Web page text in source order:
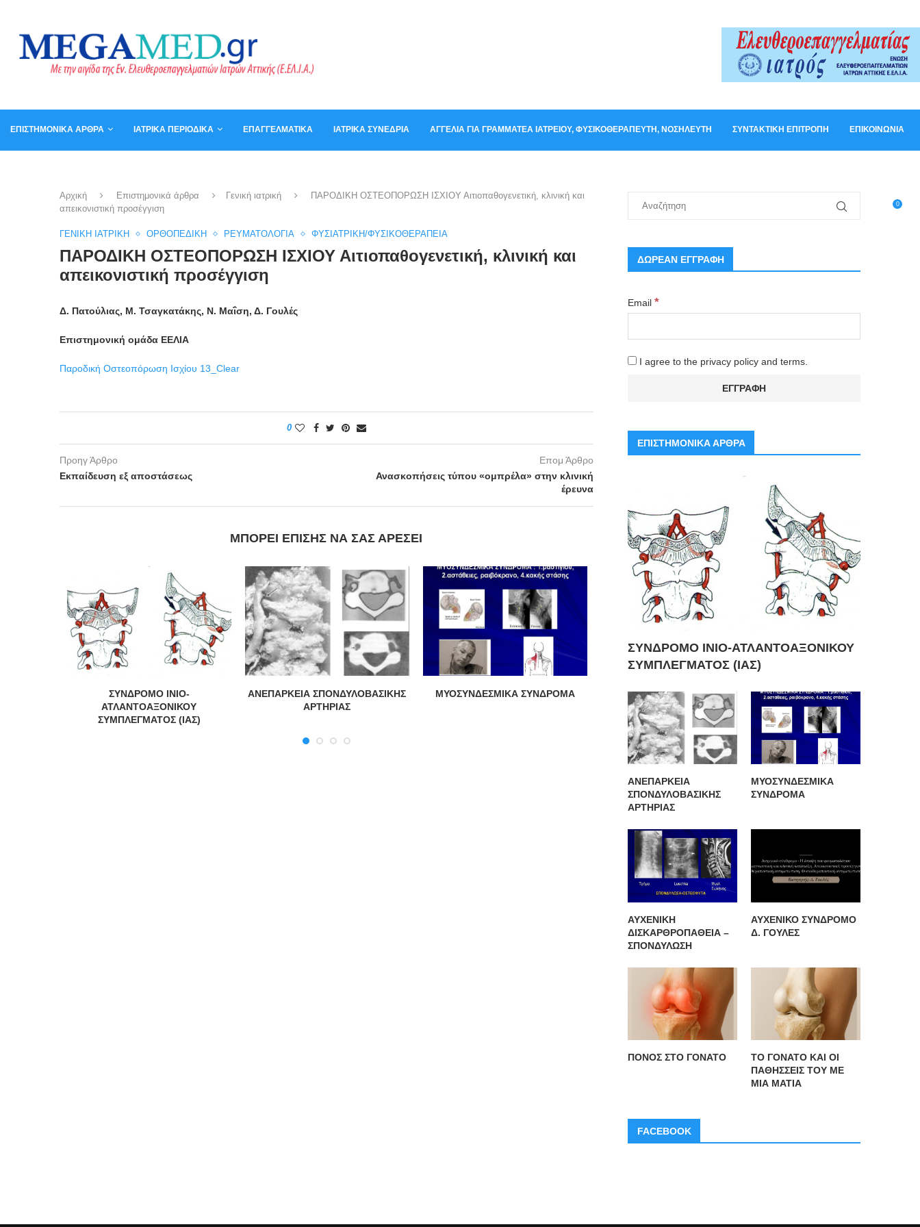
ΕΠΙΣΤΗΜΟΝΙΚΆ ΆΡΘΡΑ ΙΑΤΡΙΚΆ ΠΕΡΙΟΔΙΚΆ ΕΠΑΓΓΕΛΜΑΤΙΚΆ ΙΑΤΡΙΚΆ ΣΥΝΈΔΡΙΑ ΑΓΓΕΛΊΑ ΓΙΑ ΓΡΑΜΜΑΤΈΑ ΙΑΤΡΕΊΟΥ, ΦΥΣΙΚΟΘΕΡΑΠΕΥΤΉ, ΝΟΣΗΛΕΥΤΉ ΣΥΝΤΑΚΤΙΚΉ ΕΠΙΤΡΟΠΉ ΕΠΙΚΟΙΝΩΝΊΑ
0
Αρχική Επιστημονικά άρθρα Γενική ιατρική
ΠΑΡΟΔΙΚΗ ΟΣΤΕΟΠΟΡΩΣΗ ΙΣΧΙΟΥ Αιτιοπαθογενετική, κλινική και
απεικονιστική προσέγγιση
ΓΕΝΙΚΉ ΙΑΤΡΙΚΉ ΟΡΘΟΠΕΔΙΚΉ ΡΕΥΜΑΤΟΛΟΓΊΑ ΦΥΣΙΑΤΡΙΚΉ/ΦΥΣΙΚΟΘΕΡΑΠΕΊΑ
ΠΑΡΟΔΙΚΗ ΟΣΤΕΟΠΟΡΩΣΗ ΙΣΧΙΟΥ Αιτιοπαθογενετική, κλινική και
απεικονιστική προσέγγιση
Δ. Πατούλιας, Μ. Τσαγκατάκης, Ν. Μαΐση, Δ. Γουλές
Επιστημονική ομάδα ΕΕΛΙΑ
Παροδική Οστεοπόρωση Ισχίου 13_Clear
0
Προηγ Άρθρο
Εκπαίδευση εξ αποστάσεως
Επομ Άρθρο
Ανασκοπήσεις τύπου «ομπρέλα» στην κλινική
έρευνα
ΜΠΟΡΕΊ ΕΠΊΣΗΣ ΝΑ ΣΑΣ ΑΡΈΣΕΙ
ΣΥΝΔΡΟΜΟ ΙΝΙΟ-
ΑΤΛΑΝΤΟΑΞΟΝΙΚΟΥ
ΣΥΜΠΛΕΓΜΑΤΟΣ (ΙΑΣ)
ΑΝΕΠΑΡΚΕΙΑ ΣΠΟΝΔΥΛΟΒΑΣΙΚΗΣ
ΑΡΤΗΡΙΑΣ
ΜΥΟΣΥΝΔΕΣΜΙΚΑ ΣΥΝΔΡΟΜΑ
ΑΥΧΕΝΙΚΗ ΔΙΣΚΑΡΘΡΟΠΑΘΕΙΑ –
ΣΠΟΝΔΥΛΩΣΗ
ΠΟΝΟΣ ΣΤΟ ΓΟΝΑΤΟ
ΔΩΡΕΑΝ ΕΓΓΡΑΦΗ
Email *
I agree to the privacy policy and terms.
ΕΠΙΣΤΗΜΟΝΙΚΑ ΑΡΘΡΑ
ΣΥΝΔΡΟΜΟ ΙΝΙΟ-ΑΤΛΑΝΤΟΑΞΟΝΙΚΟΥ
ΣΥΜΠΛΕΓΜΑΤΟΣ (ΙΑΣ)
ΑΝΕΠΑΡΚΕΙΑ
ΣΠΟΝΔΥΛΟΒΑΣΙΚΗΣ
ΑΡΤΗΡΙΑΣ
ΜΥΟΣΥΝΔΕΣΜΙΚΑ
ΣΥΝΔΡΟΜΑ
ΑΥΧΕΝΙΚΗ
ΔΙΣΚΑΡΘΡΟΠΑΘΕΙΑ –
ΣΠΟΝΔΥΛΩΣΗ
ΑΥΧΕΝΙΚΟ ΣΥΝΔΡΟΜΟ
Δ. ΓΟΥΛΕΣ
ΠΟΝΟΣ ΣΤΟ ΓΟΝΑΤΟ
ΤΟ ΓΟΝΑΤΟ ΚΑΙ ΟΙ
ΠΑΘΗΣΣΕΙΣ ΤΟΥ ΜΕ
ΜΙΑ ΜΑΤΙΑ
FACEBOOK